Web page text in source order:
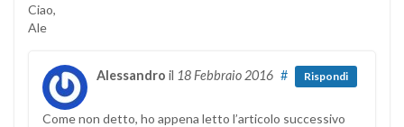
Ciao,
Ale
Alessandro il 18 Febbraio 2016 # Rispondi
Come non detto, ho appena letto l’articolo successivo